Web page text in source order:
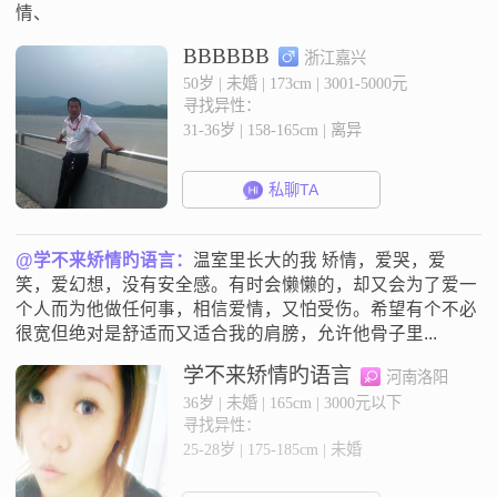
情、
BBBBBB
浙江嘉兴
50岁 | 未婚 | 173cm | 3001-5000元
寻找异性：
31-36岁 | 158-165cm | 离异
私聊TA
@学不来矫情旳语言： 温室里长大的我 矫情，爱哭，爱
笑，爱幻想，没有安全感。有时会懒懒的，却又会为了爱一
个人而为他做任何事，相信爱情，又怕受伤。希望有个不必
很宽但绝对是舒适而又适合我的肩膀，允许他骨子里...
学不来矫情旳语言
河南洛阳
36岁 | 未婚 | 165cm | 3000元以下
寻找异性：
25-28岁 | 175-185cm | 未婚